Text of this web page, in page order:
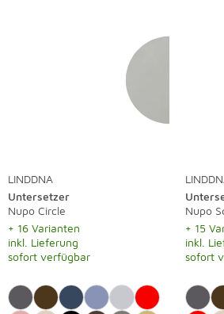
LINDDNA
Untersetzer
Nupo Circle
+ 16 Varianten
inkl. Lieferung
sofort verfügbar
Nupo
+ 15
inkl.
sofort